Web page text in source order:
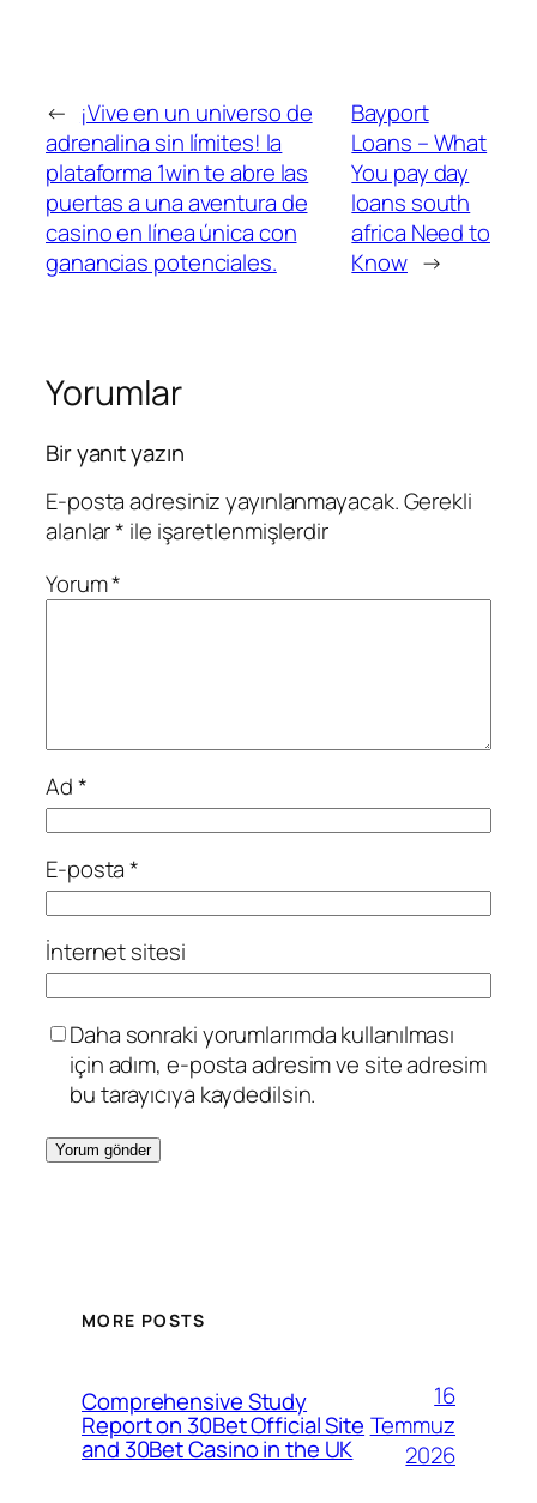
← ¡Vive en un universo de
adrenalina sin límites! la
plataforma 1win te abre las
puertas a una aventura de
casino en línea única con
ganancias potenciales.
Bayport
Loans – What
You pay day
loans south
africa Need to
Know →
Yorumlar
Bir yanıt yazın
E-posta adresiniz yayınlanmayacak.Gerekli
alanlar* ile işaretlenmişlerdir
Yorum*
Ad*
E-posta*
İnternet sitesi
Daha sonraki yorumlarımda kullanılması
için adım, e-posta adresim ve site adresim
bu tarayıcıya kaydedilsin.
MORE POSTS
Comprehensive Study
Report on 30Bet Official Site
and 30Bet Casino in the UK
16
Temmuz
2026